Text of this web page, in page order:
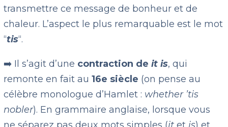
transmettre ce message de bonheur et de
chaleur. L’aspect le plus remarquable est le mot
“tis“.
➡️ Il s’agit d’une contraction deit is, qui
remonte en fait au16e siècle (on pense au
célèbre monologue d’Hamlet : whether ’tis
nobler). En grammaire anglaise, lorsque vous